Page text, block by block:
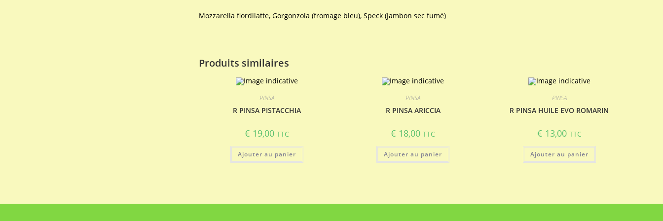
Mozzarella fiordilatte, Gorgonzola (fromage bleu), Speck (Jambon sec fumé)
Produits similaires
PINSA
R PINSA PISTACCHIA
€ 19,00 TTC
Ajouter au panier
PINSA
R PINSA ARICCIA
€ 18,00 TTC
Ajouter au panier
PINSA
R PINSA HUILE EVO ROMARIN
€ 13,00 TTC
Ajouter au panier